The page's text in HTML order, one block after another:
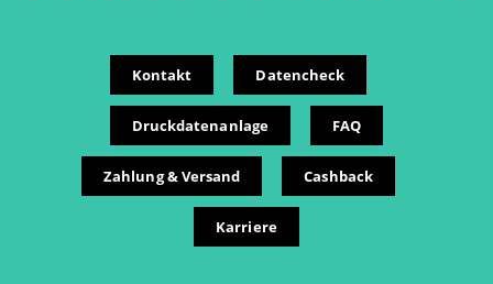
Kontakt Datencheck
Druckdatenanlage FAQ
Zahlung & Versand Cashback
Karriere